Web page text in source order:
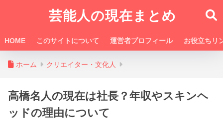
芸能人の現在まとめ
HOME このサイトについて 運営者プロフィール お役立ちリ
ホーム クリエイター・文化人
高橋名人の現在は社長？年収やスキンヘ
ッドの理由について